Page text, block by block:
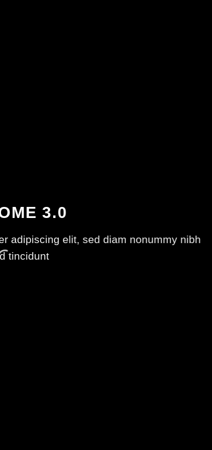
3.0
adipiscing elit, sed diam nonummy nibh
tincidunt.